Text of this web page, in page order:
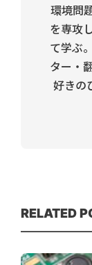
環境問
を専攻
て学ぶ
ター・
好きの
RELATED